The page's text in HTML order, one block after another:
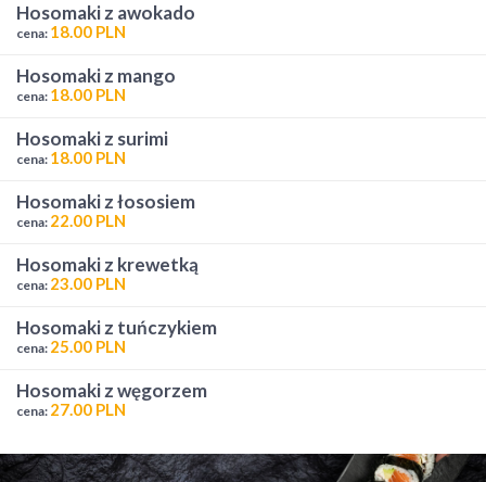
hosomaki z awokado
cena: 18.00 PLN
hosomaki z mango
cena: 18.00 PLN
hosomaki z surimi
cena: 18.00 PLN
hosomaki z łososiem
cena: 22.00 PLN
hosomaki z krewetką
cena: 23.00 PLN
hosomaki z tuńczykiem
cena: 25.00 PLN
hosomaki z węgorzem
cena: 27.00 PLN